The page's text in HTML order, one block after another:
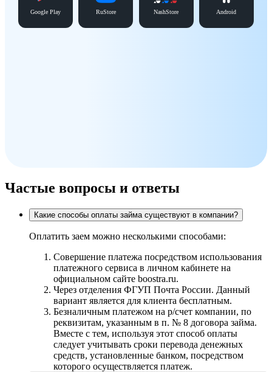
Google Play RuStore NashStore Android
Частые вопросы и ответы
Какие способы оплаты займа существуют в компании?
Оплатить заем можно несколькими способами:
Совершение платежа посредством использования
платежного сервиса в личном кабинете на
официальном сайте boostra.ru.
Через отделения ФГУП Почта России. Данный
вариант является для клиента бесплатным.
Безналичным платежом на р/счет компании, по
реквизитам, указанным в п. № 8 договора займа.
Вместе с тем, используя этот способ оплаты
следует учитывать сроки перевода денежных
средств, установленные банком, посредством
которого осуществляется платеж.